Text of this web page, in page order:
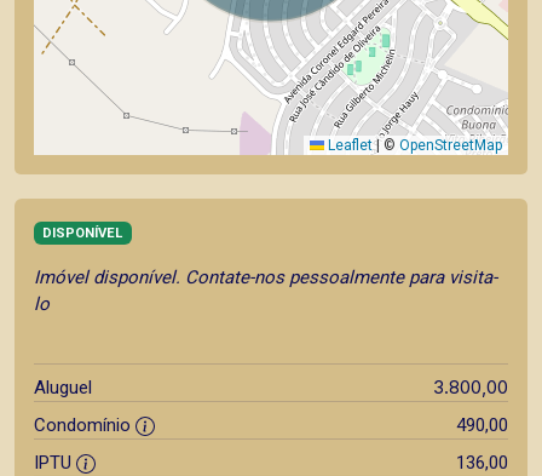
Leaflet |© OpenStreetMap
DISPONÍVEL
Imóvel disponível. Contate-nos pessoalmente para visita-
lo
Aluguel 3.800,00
Condomínio
490,00
IPTU
136,00